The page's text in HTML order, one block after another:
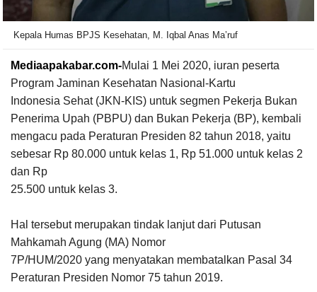
Kepala Humas BPJS Kesehatan, M. Iqbal Anas Ma’ruf
Mediaapakabar.com-Mulai 1 Mei 2020, iuran peserta
Program Jaminan Kesehatan Nasional-Kartu
Indonesia Sehat (JKN-KIS) untuk segmen Pekerja Bukan
Penerima Upah (PBPU) dan Bukan Pekerja (BP), kembali
mengacu pada Peraturan Presiden 82 tahun 2018, yaitu
sebesar Rp 80.000 untuk kelas 1, Rp 51.000 untuk kelas 2
dan Rp
25.500 untuk kelas 3.
Hal tersebut merupakan tindak lanjut dari Putusan
Mahkamah Agung (MA) Nomor
7P/HUM/2020 yang menyatakan membatalkan Pasal 34
Peraturan Presiden Nomor 75 tahun 2019.